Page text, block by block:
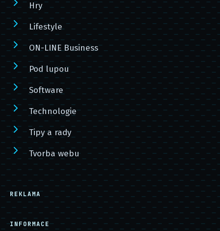
Hry
Lifestyle
ON-LINE Business
Pod lupou
Software
Technologie
Tipy a rady
Tvorba webu
REKLAMA
INFORMACE